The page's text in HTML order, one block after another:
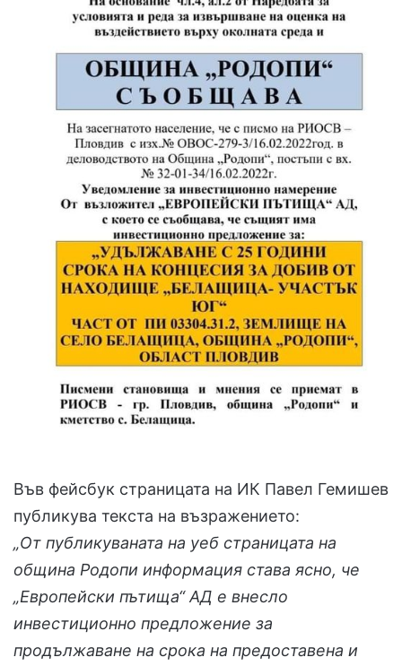
Във фейсбук страницата на ИК Павел Гемишев
публикува текста на възражението:
„От публикуваната на уеб страницата на
община Родопи информация става ясно, че
„Европейски пътища“ АД е внесло
инвестиционно предложение за
продължаване на срока на предоставена и